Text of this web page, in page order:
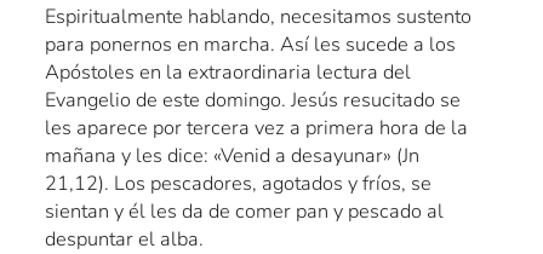
Espiritualmente hablando, necesitamos sustento
para ponernos en marcha. Así les sucede a los
Apóstoles en la extraordinaria lectura del
Evangelio de este domingo. Jesús resucitado se
les aparece por tercera vez a primera hora de la
mañana y les dice: «Venid a desayunar» (Jn
21,12). Los pescadores, agotados y fríos, se
sientan y él les da de comer pan y pescado al
despuntar el alba.